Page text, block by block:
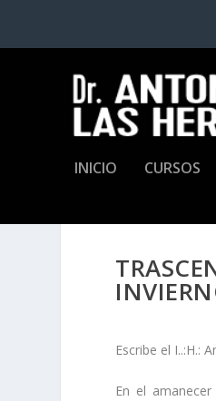
INICIO CURSOS
Escribe el I..:H.:
En el